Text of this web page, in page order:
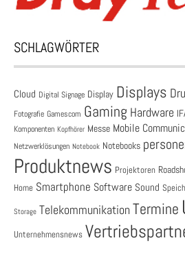
SCHLAGWÖRTER
Cloud Digital Signage Display Displays
Fotografie Gamescom Gaming Hardware
Komponenten Kopfhörer Messe Mobile
Netzwerklösungen Notebook Notebooks
Produktnews Projektoren
Home Smartphone Software Sound
Storage Telekommunikation Termine
Unternehmensnews